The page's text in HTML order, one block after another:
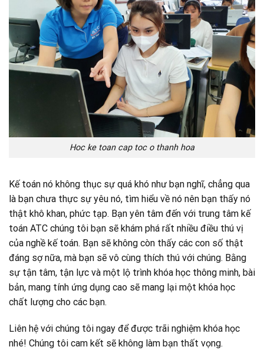
Hoc ke toan cap toc o thanh hoa
Kế toán nó không thục sự quá khó như bạn nghĩ, chẳng qua
là bạn chưa thực sự yêu nó, tìm hiểu về nó nên bạn thấy nó
thật khô khan, phức tạp. Bạn yên tâm đến với trung tâm kế
toán ATC chúng tôi bạn sẽ khám phá rất nhiều điều thú vị
của nghề kế toán. Bạn sẽ không còn thấy các con số thật
đáng sợ nữa, mà bạn sẽ vô cùng thích thú với chúng. Bằng
sự tận tâm, tận lực và một lộ trình khóa học thông minh, bài
bản, mang tính ứng dụng cao sẽ mang lại một khóa học
chất lượng cho các bạn.
Liên hệ với chúng tôi ngay để được trãi nghiệm khóa học
nhé! Chúng tôi cam kết sẽ không làm bạn thất vọng.